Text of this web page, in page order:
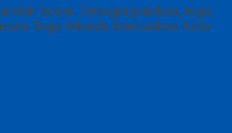
besar. Sebagai patokan, toga
Toga Wisuda Berkualitas Kota